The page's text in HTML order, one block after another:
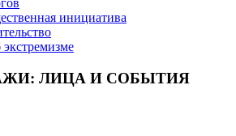
инициатива
ЛИЦА И СОБЫТИЯ